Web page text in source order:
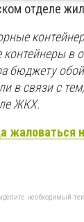
отделе
контейнеры
бюджету
в связи с
ЖКХ.
жаловаться
необходимый